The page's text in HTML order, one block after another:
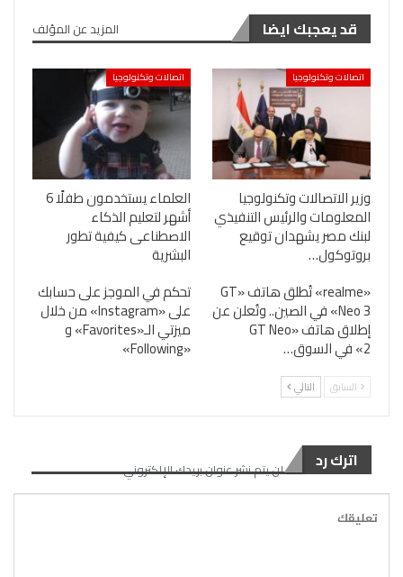
قد يعجبك ايضا المزيد عن المؤلف
اتصالات وتكنولوجيا
وزير الاتصالات وتكنولوجيا
المعلومات والرئيس التنفيذي
لبنك مصر يشهدان توقيع
بروتوكول…
اتصالات وتكنولوجيا
العلماء يستخدمون طفلًا 6
أشهر لتعليم الذكاء
الاصطناعى كيفية تطور
البشرية
«realme» تُطلق هاتف «GT
Neo 3» في الصين.. وتُعلن عن
إطلاق هاتف «GT Neo
2» في السوق…
تحكم في الموجز على حسابك
على «Instagram» من خلال
ميزتي الـ«Favorites» و
«Following»
السابق التالي
اترك رد لن يتم نشر عنوان بريدك الإلكتروني.